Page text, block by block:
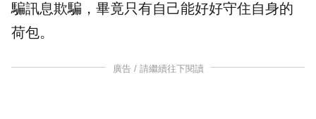
騙訊息欺騙，畢竟只有自己能好好守住自身的
荷包。
廣告 / 請繼續往下閱讀